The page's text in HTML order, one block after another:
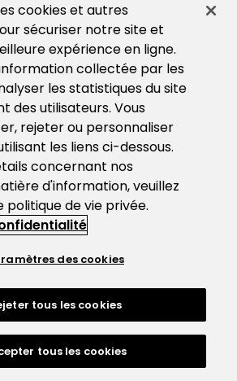
cookies et autres
sécuriser notre site et
expérience en ligne.
collectée par les
les statistiques du site
des utilisateurs. Vous
rejeter ou personnaliser
les liens ci-dessous.
concernant nos
d'information, veuillez
de vie privée.
des cookies
tous les cookies
tous les cookies